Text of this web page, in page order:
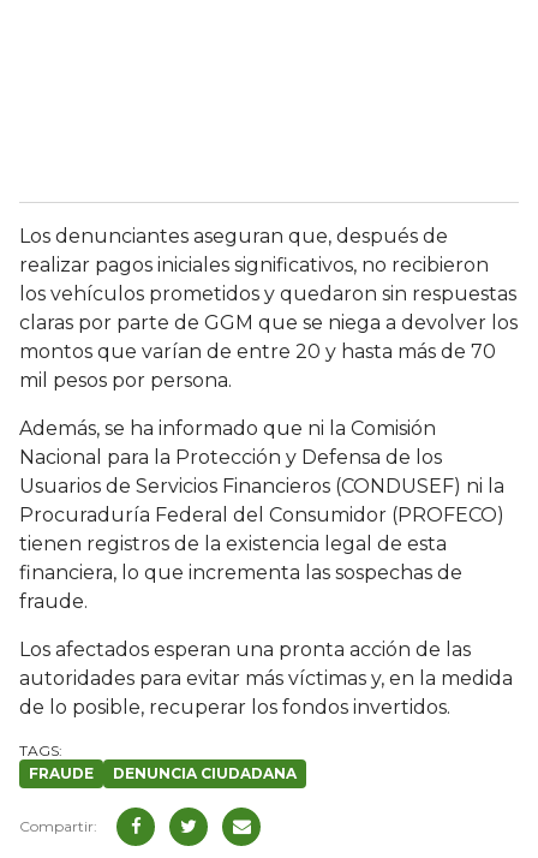
Los denunciantes aseguran que, después de
realizar pagos iniciales significativos, no recibieron
los vehículos prometidos y quedaron sin respuestas
claras por parte de GGM que se niega a devolver los
montos que varían de entre 20 y hasta más de 70
mil pesos por persona.
Además, se ha informado que ni la Comisión
Nacional para la Protección y Defensa de los
Usuarios de Servicios Financieros (CONDUSEF) ni la
Procuraduría Federal del Consumidor (PROFECO)
tienen registros de la existencia legal de esta
financiera, lo que incrementa las sospechas de
fraude.
Los afectados esperan una pronta acción de las
autoridades para evitar más víctimas y, en la medida
de lo posible, recuperar los fondos invertidos.
FRAUDE DENUNCIA CIUDADANA